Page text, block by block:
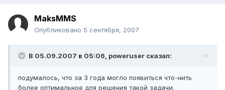
MaksMMS
Опубликовано 5 сентября, 2007
В 05.09.2007 в 05:06, poweruser сказал:
подумалось, что за 3 года могло появиться что-нить
более оптимальное для решения такой задачи.